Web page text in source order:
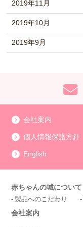
2019年11月
2019年10月
2019年9月
会社案内
個人情報保護方針
English
赤ちゃんの城について
製品へのこだわり
会社案内